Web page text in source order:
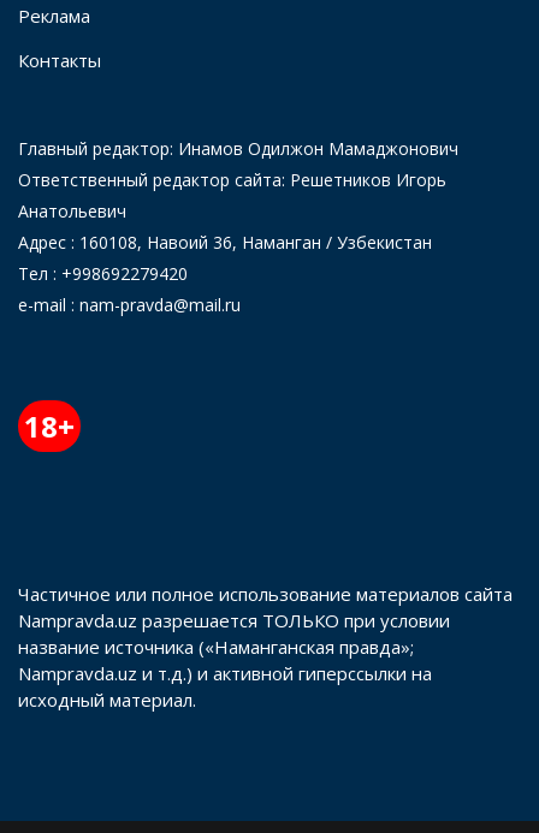
Реклама
Контакты
Главный редактор: Инамов Одилжон Мамаджонович
Ответственный редактор сайта: Решетников Игорь
Анатольевич
Адрес : 160108, Навоий 36, Наманган / Узбекистан
Тел : +998692279420
e-mail : nam-pravda@mail.ru
18+
Частичное или полное использование материалов сайта
Nampravda.uz разрешается ТОЛЬКО при условии
название источника («Наманганская правда»;
Nampravda.uz и т.д.) и активной гиперссылки на
исходный материал.